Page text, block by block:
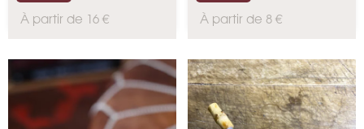
P
x
À partir de 16 €
P
x
À partir de 8 €